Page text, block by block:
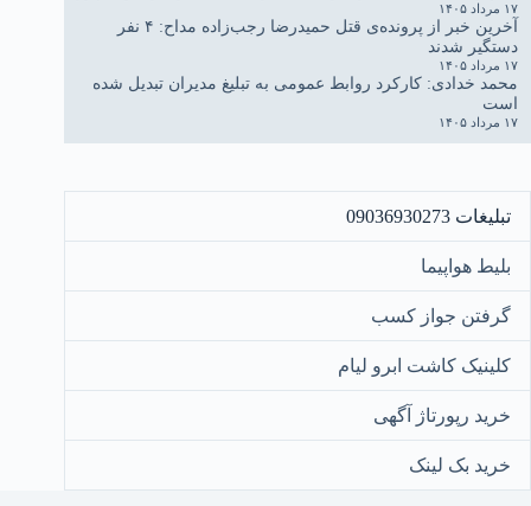
۱۷ مرداد ۱۴۰۵
آخرین خبر از پرونده‌ی قتل حمیدرضا رجب‌زاده مداح: ۴ نفر
دستگیر شدند
۱۷ مرداد ۱۴۰۵
محمد خدادی: کارکرد روابط عمومی به تبلیغ مدیران تبدیل شده
است
۱۷ مرداد ۱۴۰۵
تبلیغات 09036930273
بلیط هواپیما
گرفتن جواز کسب
کلینیک کاشت ابرو لیام
خرید رپورتاژ آگهی
خرید بک لینک